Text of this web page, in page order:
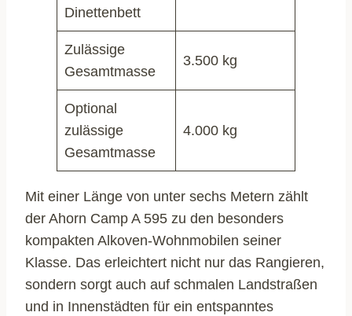
Dinettenbett
Zulässige
Gesamtmasse
3.500 kg
Optional
zulässige
Gesamtmasse
4.000 kg
Mit einer Länge von unter sechs Metern zählt
der Ahorn Camp A 595 zu den besonders
kompakten Alkoven-Wohnmobilen seiner
Klasse. Das erleichtert nicht nur das Rangieren,
sondern sorgt auch auf schmalen Landstraßen
und in Innenstädten für ein entspanntes